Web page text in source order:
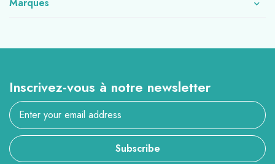
Inscrivez-vous à notre newsletter
Subscribe